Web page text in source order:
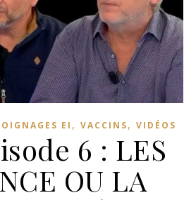
EI , VACCINS, VIDÉOS
6 : LES
OU LA